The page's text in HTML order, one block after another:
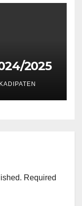
2025
Required